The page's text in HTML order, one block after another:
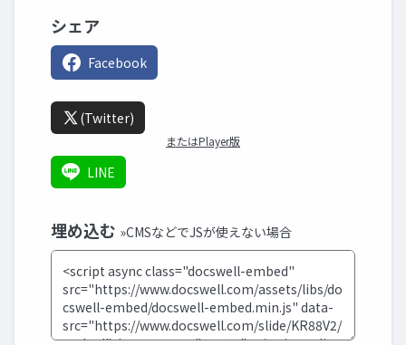
シェア
Facebook
(Twitter)
またはPlayer版
LINE
埋め込む »CMSなどでJSが使えない場合